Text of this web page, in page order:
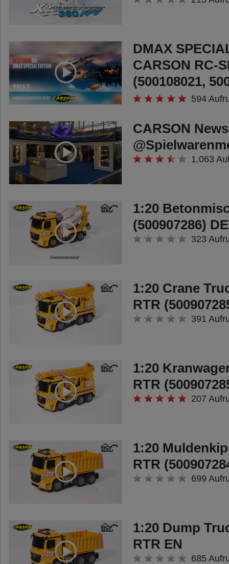
DMAX
CARSON RC-
(500108021,
500507104) DE
594
CARSON News
1.063
1:20
(500907286) DE
323
1:20 Crane
RTR
391
1:20
RTR
207
1:20
RTR
699
1:20 Dump
RTR EN
685